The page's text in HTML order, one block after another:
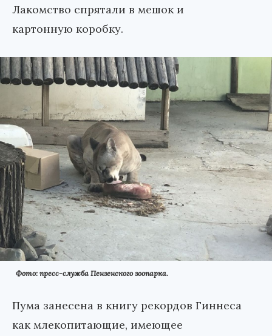
Лакомство спрятали в мешок и
картонную коробку.
Фото: пресс-служба Пензенского зоопарка.
Пума занесена в книгу рекордов Гиннеса
как млекопитающие, имеющее